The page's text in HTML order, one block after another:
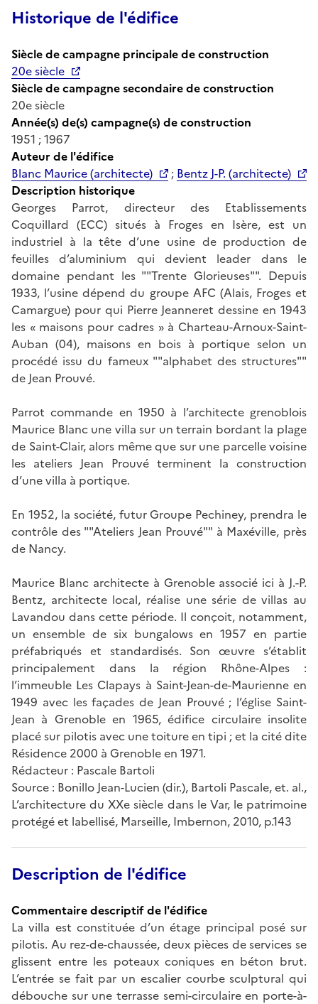
Historique de l'édifice
Siècle de campagne principale de construction
20e siècle
Siècle de campagne secondaire de construction
20e siècle
Année(s) de(s) campagne(s) de construction
1951 ; 1967
Auteur de l'édifice
Blanc Maurice (architecte)
; Bentz J-P. (architecte)
Description historique
Georges Parrot, directeur des Etablissements
Coquillard (ECC) situés à Froges en Isère, est un
industriel à la tête d’une usine de production de
feuilles d’aluminium qui devient leader dans le
domaine pendant les ""Trente Glorieuses"". Depuis
1933, l’usine dépend du groupe AFC (Alais, Froges et
Camargue) pour qui Pierre Jeanneret dessine en 1943
les « maisons pour cadres » à Charteau-Arnoux-Saint-
Auban (04), maisons en bois à portique selon un
procédé issu du fameux ""alphabet des structures""
de Jean Prouvé.
Parrot commande en 1950 à l’architecte grenoblois
Maurice Blanc une villa sur un terrain bordant la plage
de Saint-Clair, alors même que sur une parcelle voisine
les ateliers Jean Prouvé terminent la construction
d’une villa à portique.
En 1952, la société, futur Groupe Pechiney, prendra le
contrôle des ""Ateliers Jean Prouvé"" à Maxéville, près
de Nancy.
Maurice Blanc architecte à Grenoble associé ici à J.-P.
Bentz, architecte local, réalise une série de villas au
Lavandou dans cette période. Il conçoit, notamment,
un ensemble de six bungalows en 1957 en partie
préfabriqués et standardisés. Son œuvre s’établit
principalement dans la région Rhône-Alpes :
l’immeuble Les Clapays à Saint-Jean-de-Maurienne en
1949 avec les façades de Jean Prouvé ; l’église Saint-
Jean à Grenoble en 1965, édifice circulaire insolite
placé sur pilotis avec une toiture en tipi ; et la cité dite
Résidence 2000 à Grenoble en 1971.
Rédacteur : Pascale Bartoli
Source : Bonillo Jean-Lucien (dir.), Bartoli Pascale, et. al.,
L’architecture du XXe siècle dans le Var, le patrimoine
protégé et labellisé, Marseille, Imbernon, 2010, p.143
Description de l'édifice
Commentaire descriptif de l'édifice
La villa est constituée d’un étage principal posé sur
pilotis. Au rez-de-chaussée, deux pièces de services se
glissent entre les poteaux coniques en béton brut.
L’entrée se fait par un escalier courbe sculptural qui
débouche sur une terrasse semi-circulaire en porte-à-